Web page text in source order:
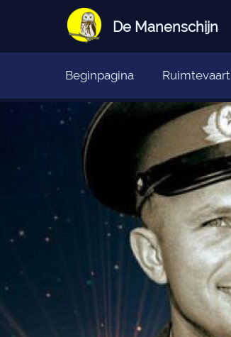
De Manenschijn
Beginpagina Ruimtevaart